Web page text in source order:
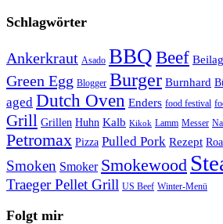
Schlagwörter
Ankerkraut Asado BBQBeef
Green Egg Blogger Burger Burnhard
aged Dutch Oven Enders food festival
Grill Grillen Huhn Kalb Kikok Lamm Messer
Petromax Pizza Pulled Pork Rezept
Smoken Smoker Smokewood
Traeger Pellet Grill US Beef Winter-Menü
Folgt mir